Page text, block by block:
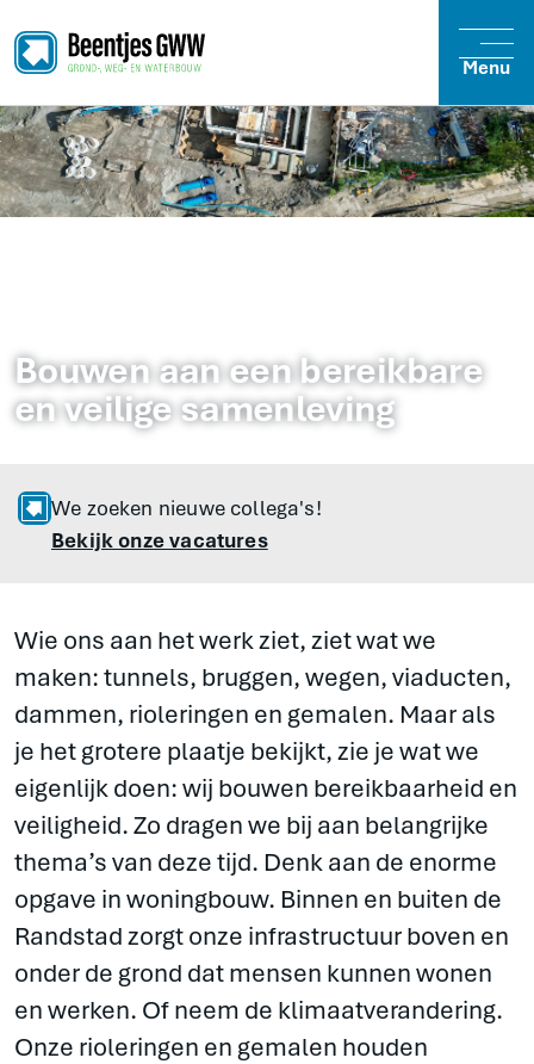
Menu
Bouwenaaneenbereikbare
enveiligesamenleving
We zoeken nieuwe collega's!
Bekijk onze vacatures
Wie ons aan het werk ziet, ziet wat we
maken: tunnels, bruggen, wegen, viaducten,
dammen, rioleringen en gemalen. Maar als
je het grotere plaatje bekijkt, zie je wat we
eigenlijk doen: wij bouwen bereikbaarheid en
veiligheid. Zo dragen we bij aan belangrijke
thema’s van deze tijd. Denk aan de enorme
opgave in woningbouw. Binnen en buiten de
Randstad zorgt onze infrastructuur boven en
onder de grond dat mensen kunnen wonen
en werken. Of neem de klimaatverandering.
Onze rioleringen en gemalen houden